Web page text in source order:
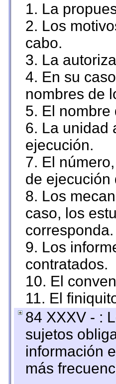
1. La
2. Los
cabo.
3. La
4. En su
nombres de
5. El
6. La unidad
ejecución.
7. El
de ejecución
8. Los
caso, los
corresponda.
9. Los
contratados.
10. El
11. El
84 XXXV - :
sujetos
información
más